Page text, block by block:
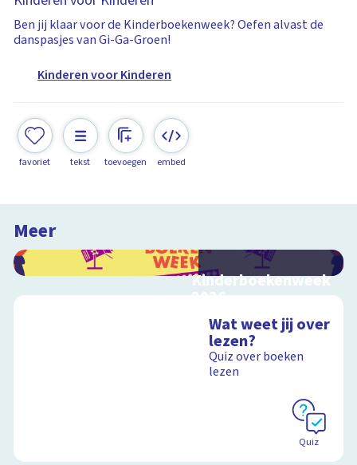
Ben jij klaar voor de Kinderboekenweek? Oefen alvast de
danspasjes van Gi-Ga-Groen!
Kinderen voor Kinderen
favoriet tekst toevoegen embed
Meer
Kinderboekenweek
2026
thematitels
Wat weet jij over
lezen?
Quiz over boeken
lezen
Quiz